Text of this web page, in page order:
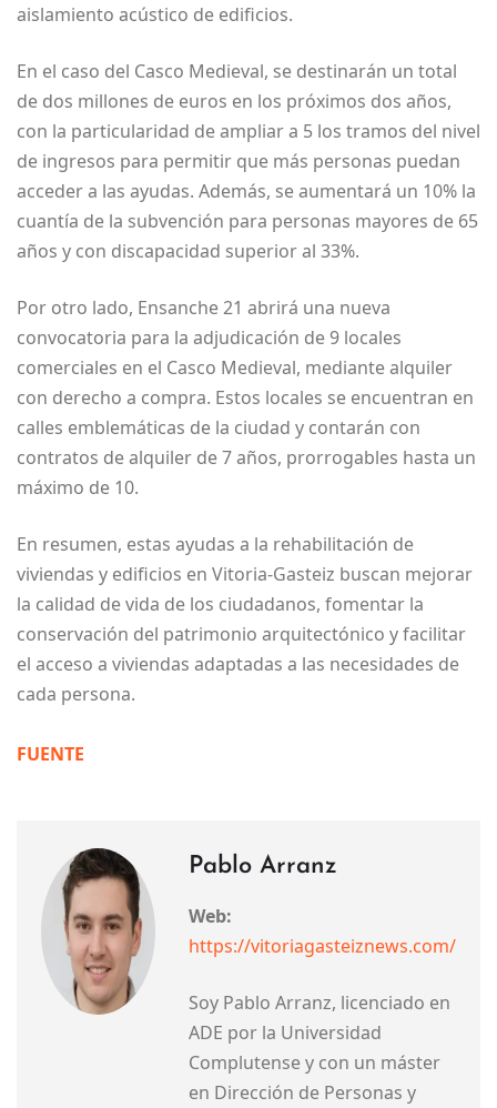
aislamiento acústico de edificios.
En el caso del Casco Medieval, se destinarán un total
de dos millones de euros en los próximos dos años,
con la particularidad de ampliar a 5 los tramos del nivel
de ingresos para permitir que más personas puedan
acceder a las ayudas. Además, se aumentará un 10% la
cuantía de la subvención para personas mayores de 65
años y con discapacidad superior al 33%.
Por otro lado, Ensanche 21 abrirá una nueva
convocatoria para la adjudicación de 9 locales
comerciales en el Casco Medieval, mediante alquiler
con derecho a compra. Estos locales se encuentran en
calles emblemáticas de la ciudad y contarán con
contratos de alquiler de 7 años, prorrogables hasta un
máximo de 10.
En resumen, estas ayudas a la rehabilitación de
viviendas y edificios en Vitoria-Gasteiz buscan mejorar
la calidad de vida de los ciudadanos, fomentar la
conservación del patrimonio arquitectónico y facilitar
el acceso a viviendas adaptadas a las necesidades de
cada persona.
FUENTE
Pablo Arranz
Web:
https://vitoriagasteiznews.com/
Soy Pablo Arranz, licenciado en
ADE por la Universidad
Complutense y con un máster
en Dirección de Personas y